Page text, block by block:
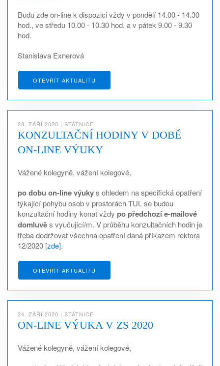
Budu zde on-line k dispozici vždy v pondělí 14.00 - 14.30
hod., ve středu 10.00 - 10.30 hod. a v pátek 9.00 - 9.30
hod.
Stanislava Exnerová
OTEVŘÍT AKTUALITU
28. ZÁŘÍ 2020 | STÁTNICE
KONZULTAČNÍ HODINY V DOBĚ
ON-LINE VÝUKY
Vážené kolegyně, vážení kolegové,
po dobu on-line výukys ohledem na specifická opatření
týkající pohybu osob v prostorách TUL se budou
konzultační hodiny konat vždy po předchozí e-mailové
domluvěs vyučující/m. V průběhu konzultačních hodin je
třeba dodržovat všechna opatření daná příkazem rektora
12/2020 [zde].
OTEVŘÍT AKTUALITU
24. ZÁŘÍ 2020 | STÁTNICE
ON-LINE VÝUKA V ZS 2020
Vážené kolegyně, vážení kolegové,